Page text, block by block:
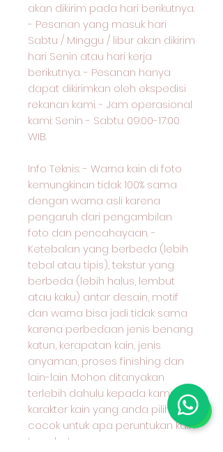
akan dikirim pada hari berikutnya.
- Pesanan yang masuk hari
Sabtu / Minggu / libur akan dikirim
hari Senin atau hari kerja
berikutnya. - Pesanan hanya
dapat dikirimkan oleh ekspedisi
rekanan kami. - Jam operasional
kami: Senin - Sabtu: 09:00-17:00
WIB.
Info Teknis: - Warna kain di foto
kemungkinan tidak 100% sama
dengan warna asli karena
pengaruh dari pengambilan
foto dan pencahayaan. -
Ketebalan yang berbeda (lebih
tebal atau tipis), tekstur yang
berbeda (lebih halus, lembut
atau kaku) antar desain, motif
dan warna bisa jadi tidak sama
karena perbedaan jenis benang
katun, kerapatan kain, jenis
anyaman, proses finishing dan
lain-lain. Mohon ditanyakan
terlebih dahulu kepada kami
karakter kain yang anda pilih dan
cocok untuk apa peruntukan kain
tersebut.